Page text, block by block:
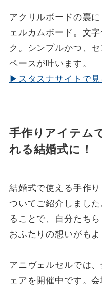
アクリルボードの裏
ェルカムボード。文
ク。シンプルかつ、
ペースが叶います。
▶スタスナサイトで見
手作りアイテム
れる結婚式に！
結婚式で使える手作
ついてご紹介しまし
ることで、自分たち
おふたりの想いがもよ
アニヴェルセルでは
ェアを開催中です。